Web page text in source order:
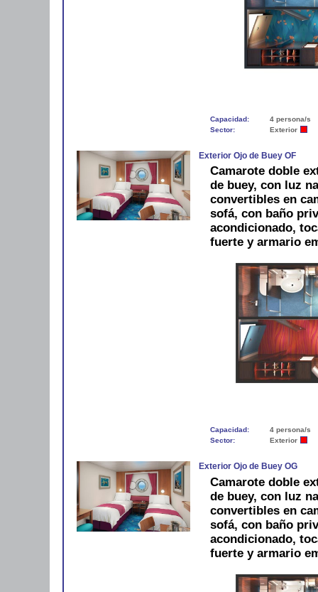
Capacidad:
4 persona/s
Sector:
Exterior
Exterior Ojo de Buey OF
Camarote doble
de buey, con luz
convertibles en
sofá, con baño
acondicionado,
fuerte y armario
Capacidad:
4 persona/s
Sector:
Exterior
Exterior Ojo de Buey OG
Camarote doble
de buey, con luz
convertibles en
sofá, con baño
acondicionado,
fuerte y armario